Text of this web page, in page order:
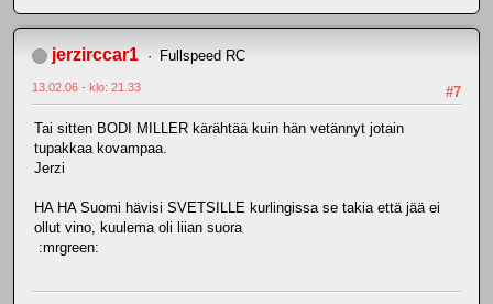
jerzirccar1 Fullspeed RC
#7
13.02.06 - klo: 21.33
Tai sitten BODI MILLER kärähtää kuin hän vetännyt jotain
tupakkaa kovampaa.
Jerzi
HA HA Suomi hävisi SVETSILLE kurlingissa se takia että jää ei
ollut vino, kuulema oli liian suora
:mrgreen: